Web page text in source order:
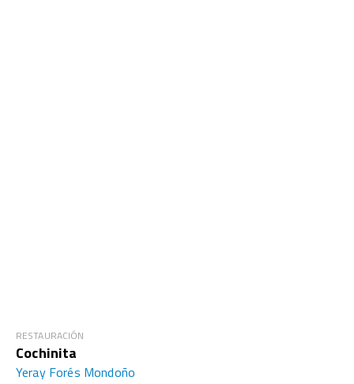
RESTAURACIÓN
Cochinita
Yeray Forés Mondoño